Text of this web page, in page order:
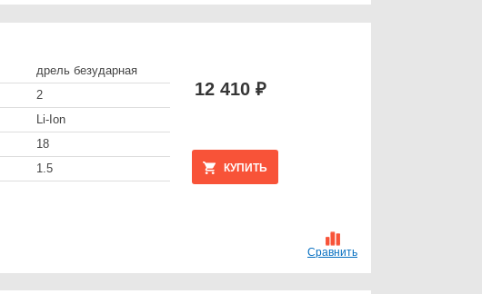
Сравнить
дрель безударная
2
Li-Ion
18
1.5 КУПИТЬ
12 410 ₽